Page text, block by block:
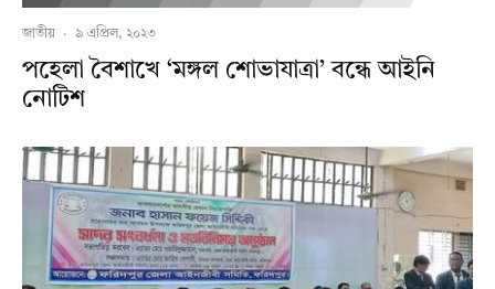
জাতীয় · ৯ এপ্রিল, ২০২৩
পহেলা বৈশাখে ‘মঙ্গল শোভাযাত্রা’ বন্ধে আইনি
নোটিশ